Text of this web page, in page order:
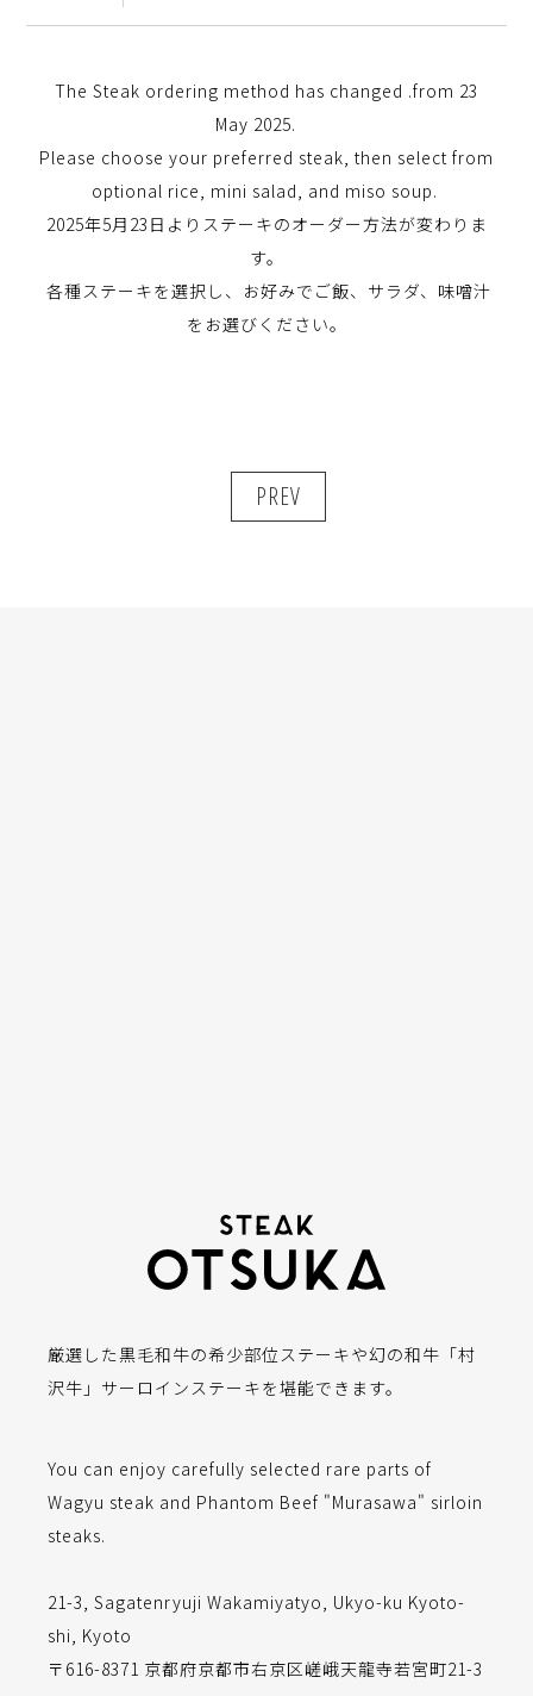
The Steak ordering method has changed .from 23
May 2025.
Please choose your preferred steak, then select from
optional rice, mini salad, and miso soup.
2025年5月23日よりステーキのオーダー方法が変わりま
す。
各種ステーキを選択し、お好みでご飯、サラダ、味噌汁
をお選びください。
PREV
厳選した黒毛和牛の希少部位ステーキや幻の和牛「村
沢牛」サーロインステーキを堪能できます。
You can enjoy carefully selected rare parts of
Wagyu steak and Phantom Beef "Murasawa" sirloin
steaks.
21-3, Sagatenryuji Wakamiyatyo, Ukyo-ku Kyoto-
shi, Kyoto
〒616-8371 京都府京都市右京区嵯峨天龍寺若宮町21-3